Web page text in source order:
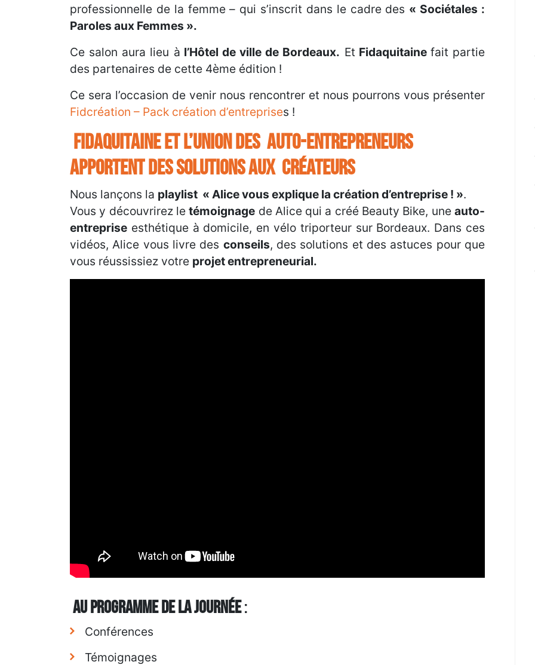
professionnelle de la femme – qui s’inscrit dans le cadre des « Sociétales :
Paroles aux Femmes ».
Ce salon aura lieu à l’Hôtel de ville de Bordeaux. EtFidaquitaine fait partie
des partenaires de cette 4ème édition !
Ce sera l’occasion de venir nous rencontrer et nous pourrons vous présenter
Fidcréation – Pack création d’entreprises !
FIDAQUITAINE ET L’UNION DES AUTO-ENTREPRENEURS
APPORTENT DES SOLUTIONS AUX CRÉATEURS
Nous lançons la playlist « Alice vous explique la création d’entreprise ! ».
Vous y découvrirez letémoignage de Alice qui a créé Beauty Bike, uneauto-
entreprise esthétique à domicile, en vélo triporteur sur Bordeaux. Dans ces
vidéos, Alice vous livre des conseils, des solutions et des astuces pour que
vous réussissiez votre projet entrepreneurial.
Au programme de la journée:
Conférences
Témoignages